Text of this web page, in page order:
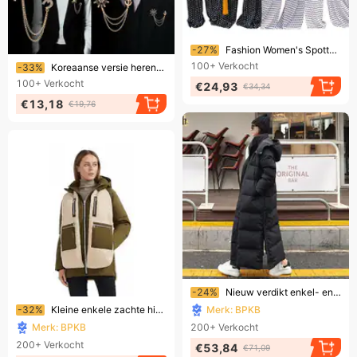
Eindigt binnenkort!
-27%
Fashion Women's Spotted Print Wrapped Chest Strap Jumpsuit
100+ Verkocht
€24,93 €34,34
Eindigt binnenkort!
-33%
Koreaanse versie herenbroche in Britse stijl met kroon en kruis, retro accessoire voor dames!
100+ Verkocht
€13,18 €19,76
Eindigt binnenkort!
-24%
Nieuw verdikt enkel- en knielang donsjack voor dames, Koreaanse versie met capuchon, loszittend katoenen jack, trendy
Merk: BPKB
200+ Verkocht
€53,84 €71,09
Eindigt binnenkort!
-32%
Kleine enkele zachte high-end kameel capuchon 95 Pinghu donsjack dameskleding
Merk: BPKB
200+ Verkocht